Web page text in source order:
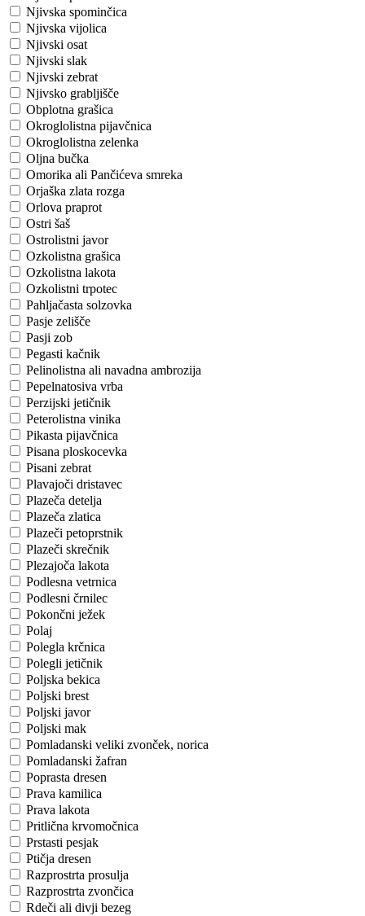
Njivska spominčica
Njivska vijolica
Njivski osat
Njivski slak
Njivski zebrat
Njivsko grabljišče
Obplotna grašica
Okroglolistna pijavčnica
Okroglolistna zelenka
Oljna bučka
Omorika ali Pančićeva smreka
Orjaška zlata rozga
Orlova praprot
Ostri šaš
Ostrolistni javor
Ozkolistna grašica
Ozkolistna lakota
Ozkolistni trpotec
Pahljačasta solzovka
Pasje zelišče
Pasji zob
Pegasti kačnik
Pelinolistna ali navadna ambrozija
Pepelnatosiva vrba
Perzijski jetičnik
Peterolistna vinika
Pikasta pijavčnica
Pisana ploskocevka
Pisani zebrat
Plavajoči dristavec
Plazeča detelja
Plazeča zlatica
Plazeči petoprstnik
Plazeči skrečnik
Plezajoča lakota
Podlesna vetrnica
Podlesni črnilec
Pokončni ježek
Polaj
Polegla krčnica
Polegli jetičnik
Poljska bekica
Poljski brest
Poljski javor
Poljski mak
Pomladanski veliki zvonček, norica
Pomladanski žafran
Poprasta dresen
Prava kamilica
Prava lakota
Pritlična krvomočnica
Prstasti pesjak
Ptičja dresen
Razprostrta prosulja
Razprostrta zvončica
Rdeči ali divji bezeg